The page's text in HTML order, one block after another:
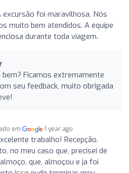
excursão foi maravilhosa. Nós
muito bem atendidos. A equipe
durante toda viagem.
bem? Ficamos extremamente
seu feedback, muito obrigada
em 1 year ago
trabalho! Recepção,
no meu caso que, precisei de
que, almoçou e ja foi